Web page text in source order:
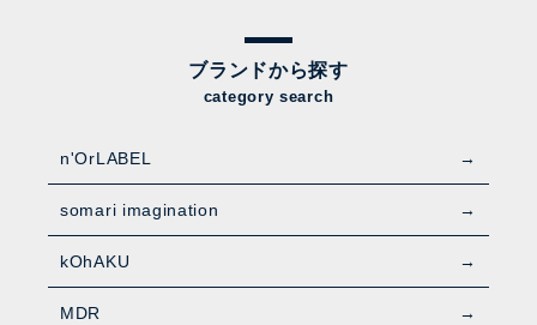
ブランドから探す
category search
n'OrLABEL
somari imagination
kOhAKU
MDR